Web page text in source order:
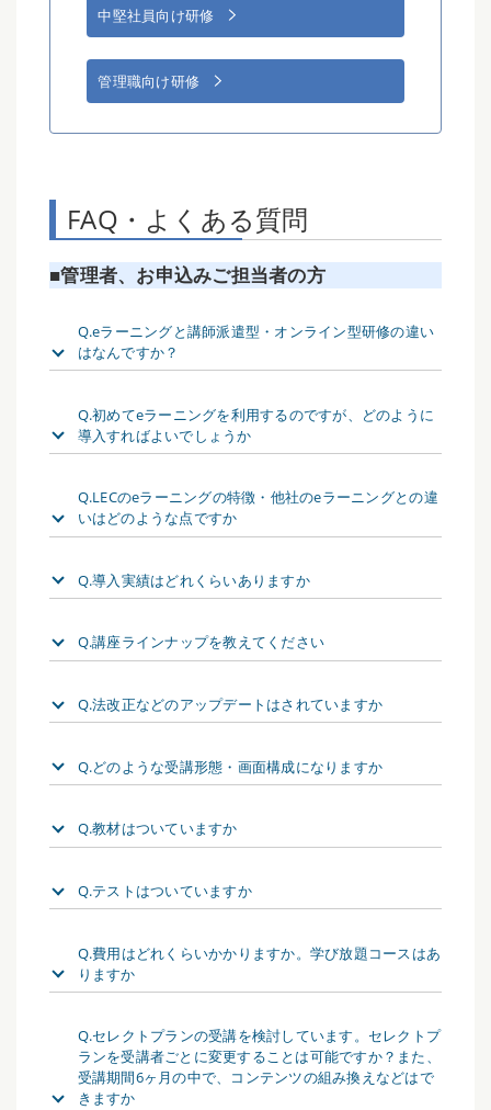
中堅社員向け研修
管理職向け研修
FAQ・よくある質問
■管理者、お申込みご担当者の方
Q.eラーニングと講師派遣型・オンライン型研修の違い
はなんですか？
Q.初めてeラーニングを利用するのですが、どのように
導入すればよいでしょうか
Q.LECのeラーニングの特徴・他社のeラーニングとの違
いはどのような点ですか
Q.導入実績はどれくらいありますか
Q.講座ラインナップを教えてください
Q.法改正などのアップデートはされていますか
Q.どのような受講形態・画面構成になりますか
Q.教材はついていますか
Q.テストはついていますか
Q.費用はどれくらいかかりますか。学び放題コースはあ
りますか
Q.セレクトプランの受講を検討しています。セレクトプ
ランを受講者ごとに変更することは可能ですか？また、
受講期間6ヶ月の中で、コンテンツの組み換えなどはで
きますか